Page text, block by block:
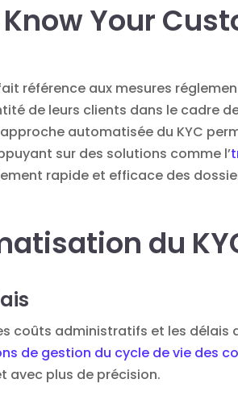
Know Your
référence aux mesures
de leurs clients dans le cadre
automatisée du KYC
sur des solutions comme l’
rapide et efficace des
du
coûts administratifs et les
de gestion du cycle de vie des
avec plus de précision.